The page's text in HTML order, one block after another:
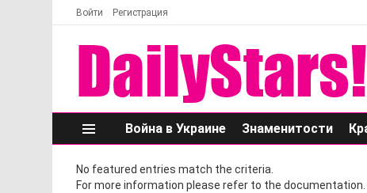
Войти Регистрация
Меню
Война в Украине Знаменитости
No featured entries match the criteria.
For more information please refer to the documentation.